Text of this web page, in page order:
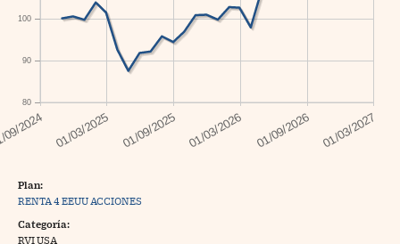
80
90
100
Plan:
RENTA 4 EEUU ACCIONES
Categoría:
RVI USA